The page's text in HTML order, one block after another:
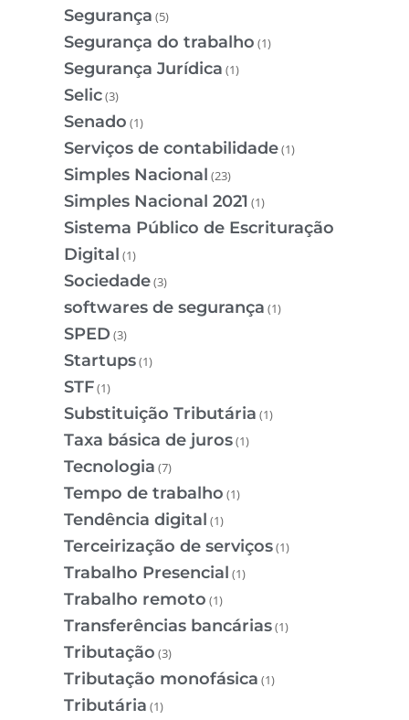
Segurança (5)
Segurança do trabalho (1)
Segurança Jurídica (1)
Selic(3)
Senado (1)
Serviços de contabilidade(1)
Simples Nacional (23)
Simples Nacional 2021 (1)
Sistema Público de Escrituração
Digital (1)
Sociedade(3)
softwares de segurança (1)
SPED (3)
Startups(1)
STF(1)
Substituição Tributária (1)
Taxa básica de juros(1)
Tecnologia (7)
Tempo de trabalho (1)
Tendência digital (1)
Terceirização de serviços(1)
Trabalho Presencial (1)
Trabalho remoto (1)
Transferências bancárias(1)
Tributação (3)
Tributação monofásica (1)
Tributária (1)